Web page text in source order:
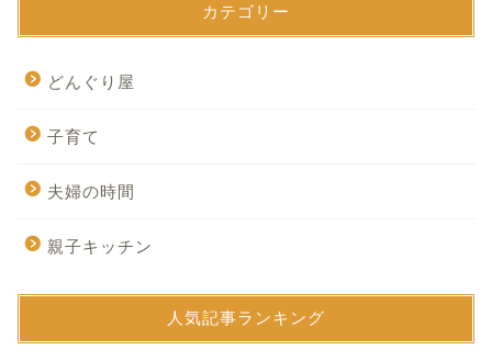
カテゴリー
どんぐり屋
子育て
夫婦の時間
親子キッチン
人気記事ランキング